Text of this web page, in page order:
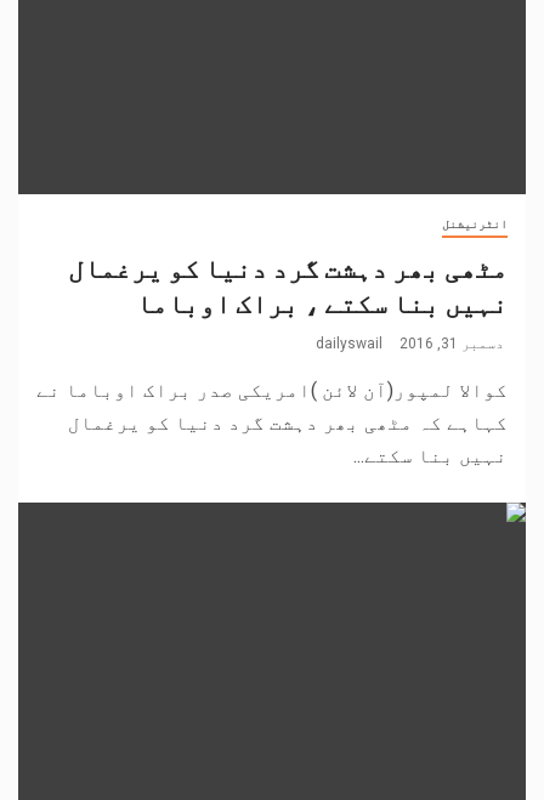
انٹرنیشنل
مٹھی بھر دہشت گرد دنیا کو یرغمال
نہیں بنا سکتے ، براک اوباما
دسمبر 31, 2016 dailyswail
کوالا لمپور(آن لائن )امریکی صدر براک اوباما نے
کہاہے کہ مٹھی بھر دہشت گرد دنیا کو یرغمال
نہیں بنا سکتے...